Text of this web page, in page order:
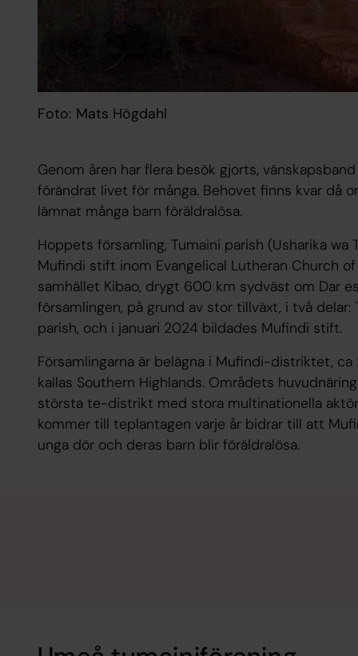
Foto: Mats Högdahl
Genom åren har flera besök gjorts,
förändrat livet för många. Behovet finns kvar då
lämnat många barn föräldralösa.
Hoppets församling, Tumaini parish (Usharika
Mufindi stift inom Evangelical Lutheran Church
samhället Kibao, drygt 600 km sydväst om Dar
församlingen, på grund av stor tillväxt, i två delar:
parish, och i januari 2024 bildades Mufindi stift.
Församlingarna är belägna i Mufindi-distriktet,
kallas Southern Highlands. Områdets
största te-distrikt med stora multinationella
kommer till teplantagen varje år bidrar till att
unga dör och deras barn blir föräldralösa.